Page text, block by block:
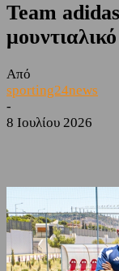
Team
Από
sporting24news
-
8 Ιουλίου 2026